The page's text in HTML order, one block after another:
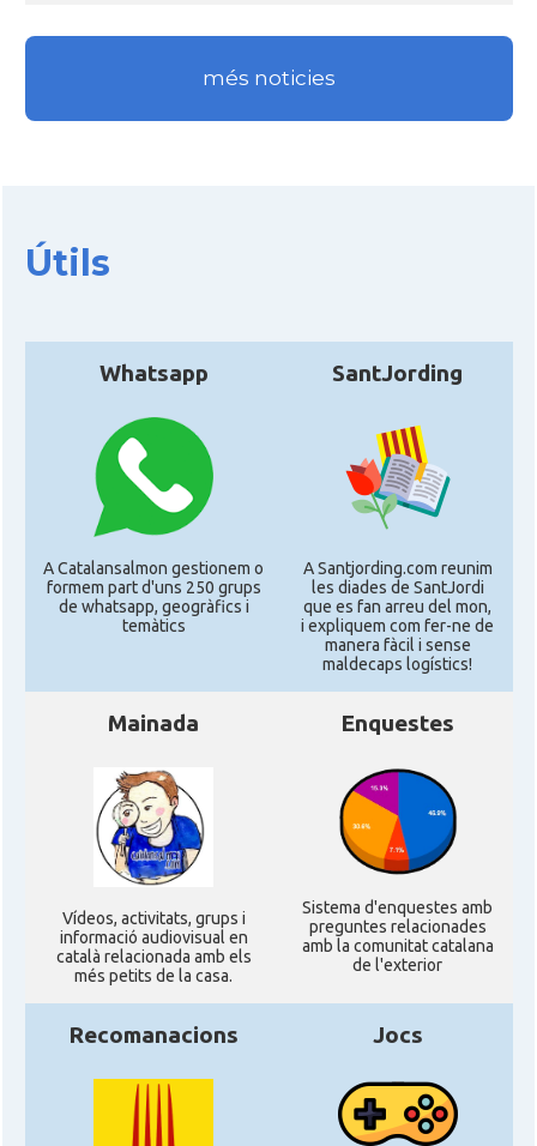
més noticies
Útils
Whatsapp
A Catalansalmon gestionem o
formem part d'uns 250 grups
de whatsapp, geogràfics i
temàtics
SantJording
A Santjording.com reunim
les diades de SantJordi
que es fan arreu del mon,
i expliquem com fer-ne de
manera fàcil i sense
maldecaps logí­stics!
Mainada
Ví­deos, activitats, grups i
informació audiovisual en
català relacionada amb els
més petits de la casa.
Enquestes
Sistema d'enquestes amb
preguntes relacionades
amb la comunitat catalana
de l'exterior
Recomanacions Jocs